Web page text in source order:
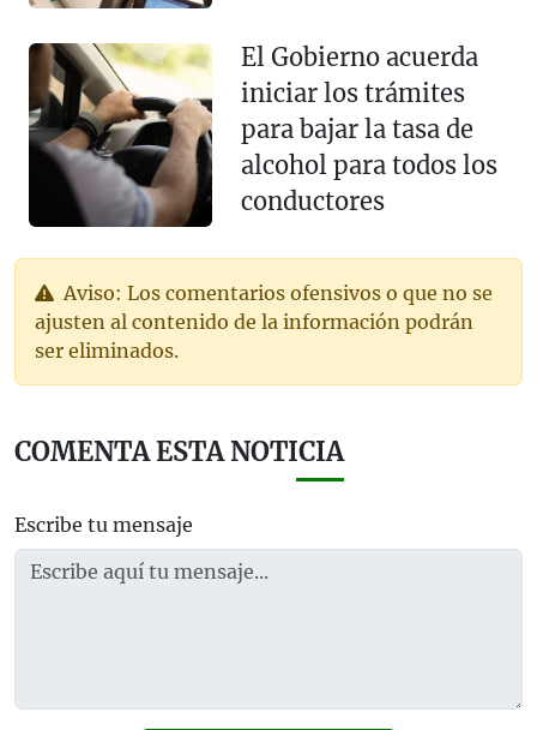
El Gobierno acuerda
iniciar los trámites
para bajar la tasa de
alcohol para todos los
conductores
Aviso: Los comentarios ofensivos o que no se
ajusten al contenido de la información podrán
ser eliminados.
COMENTA ESTA NOTICIA
Escribe tu mensaje